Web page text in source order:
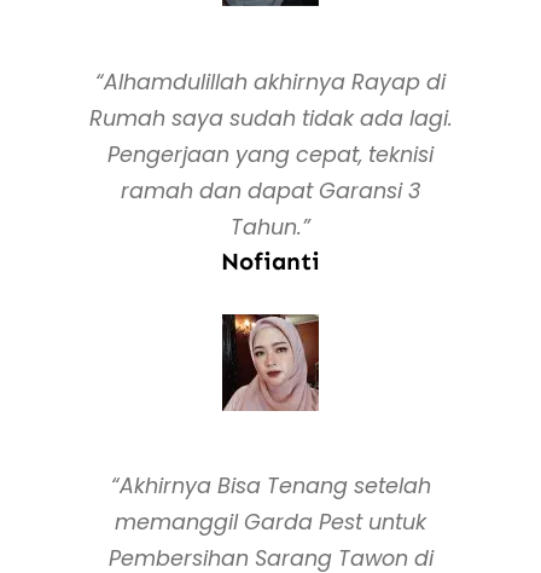
“Alhamdulillah akhirnya Rayap di
Rumah saya sudah tidak ada lagi.
Pengerjaan yang cepat, teknisi
ramah dan dapat Garansi 3
Tahun.”
Nofianti
“Akhirnya Bisa Tenang setelah
memanggil Garda Pest untuk
Pembersihan Sarang Tawon di